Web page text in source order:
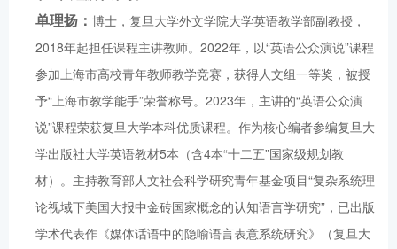
单理扬： 博士，复旦大学外文学院大学英语教学部副教授，
2018年起担任课程主讲教师。2022年，以“英语公众演说”课程
参加上海市高校青年教师教学竞赛，获得人文组一等奖，被授
予“上海市教学能手”荣誉称号。2023年，主讲的“英语公众演
说”课程荣获复旦大学本科优质课程。作为核心编者参编复旦大
学出版社大学英语教材5本（含4本“十二五”国家级规划教
材）。主持教育部人文社会科学研究青年基金项目“复杂系统理
论视域下美国大报中金砖国家概念的认知语言学研究”，已出版
学术代表作《媒体话语中的隐喻语言表意系统研究》（复旦大